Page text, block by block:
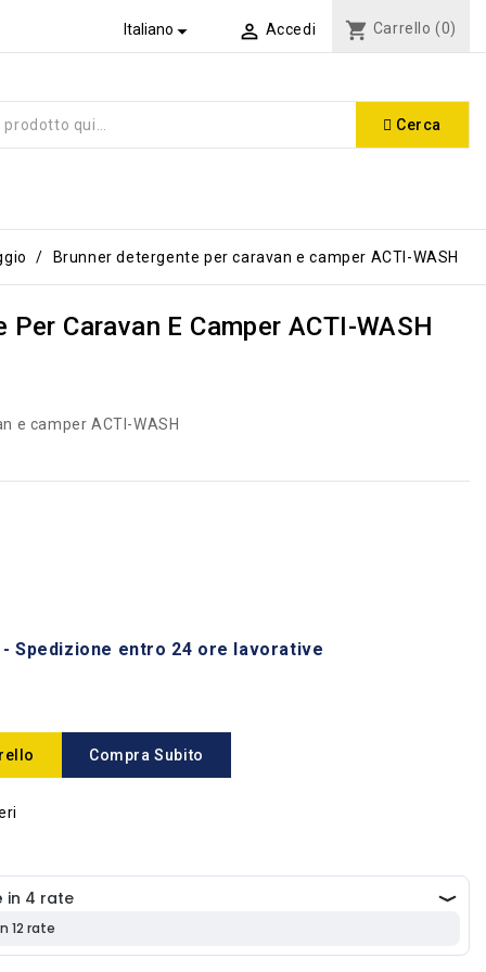
Italiano  Accedi shopping_cart Carrello (0)
Cerca
Brunner detergente per caravan e camper ACTI-WASH
Caravan E Camper ACTI-WASH
e camper ACTI-WASH
Spedizione entro 24 ore lavorative
Compra Subito